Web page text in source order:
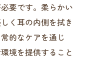
要です。柔らかい
く耳の内側を拭き
的なケアを通じ
境を提供すること